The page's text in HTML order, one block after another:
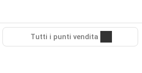
Tutti i punti vendita